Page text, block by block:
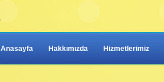
Anasayfa Hakkımızda Hizmetlerimiz